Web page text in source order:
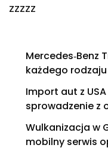
zzzzz
Mercedes‑Benz
każdego
Import aut z
sprowadzenie z
Wulkanizacja w
mobilny serwis